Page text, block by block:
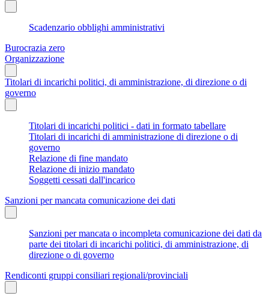
Scadenzario obblighi amministrativi
Burocrazia zero
Organizzazione
Titolari di incarichi politici, di amministrazione, di direzione o di
governo
Titolari di incarichi politici - dati in formato tabellare
Titolari di incarichi di amministrazione di direzione o di
governo
Relazione di fine mandato
Relazione di inizio mandato
Soggetti cessati dall'incarico
Sanzioni per mancata comunicazione dei dati
Sanzioni per mancata o incompleta comunicazione dei dati da
parte dei titolari di incarichi politici, di amministrazione, di
direzione o di governo
Rendiconti gruppi consiliari regionali/provinciali